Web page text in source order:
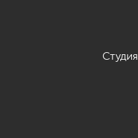
Студия